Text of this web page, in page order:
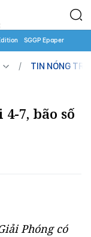
SGGP Epaper
TIN NÓNG
7, bão số
Phóng có